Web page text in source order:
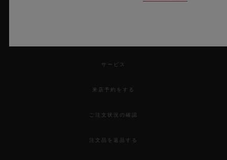
サービス
来店予約をする
ご注文状況の確認
注文品を返品する